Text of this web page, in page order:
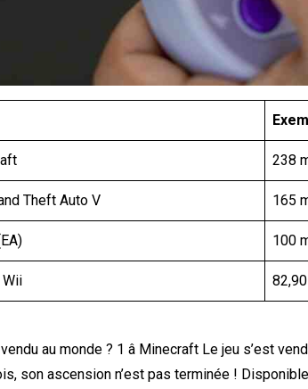
238
Theft Auto V 165
100
au monde ? 1 â Minecraft Le jeu s’est
son ascension n’est pas terminée !